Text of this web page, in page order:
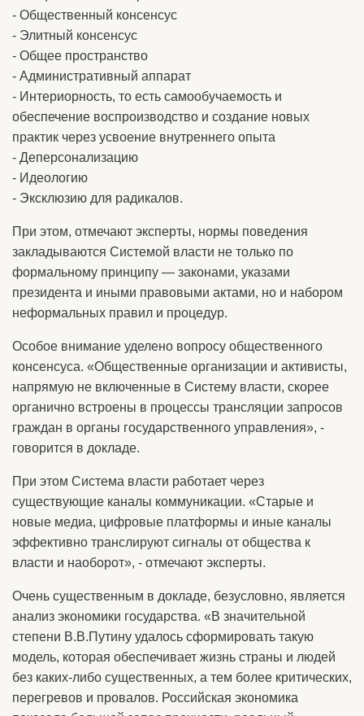
- Общественный консенсус
- Элитный консенсус
- Общее пространство
- Административный аппарат
- Интериорность, то есть самообучаемость и
обеспечение воспроизводство и создание новых
практик через усвоение внутреннего опыта
- Деперсонализацию
- Идеологию
- Эксклюзию для радикалов.
При этом, отмечают эксперты, нормы поведения
закладываются Системой власти не только по
формальному принципу — законами, указами
президента и иными правовыми актами, но и набором
неформальных правил и процедур.
Особое внимание уделено вопросу общественного
консенсуса. «Общественные организации и активисты,
напрямую не включенные в Систему власти, скорее
органично встроены в процессы трансляции запросов
граждан в органы государственного управления», -
говорится в докладе.
При этом Система власти работает через
существующие каналы коммуникации. «Старые и
новые медиа, цифровые платформы и иные каналы
эффективно транслируют сигналы от общества к
власти и наоборот», - отмечают эксперты.
Очень существенным в докладе, безусловно, является
анализ экономики государства. «В значительной
степени В.В.Путину удалось сформировать такую
модель, которая обеспечивает жизнь страны и людей
без каких-либо существенных, а тем более критических,
перегревов и провалов. Российская экономика